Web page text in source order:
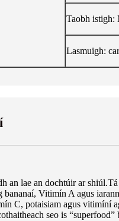
Taobh istigh:
Lasmuigh:
an lae an dochtúir ar
Vitimín A agus
C, potaisiam agus vitimíní
seo is